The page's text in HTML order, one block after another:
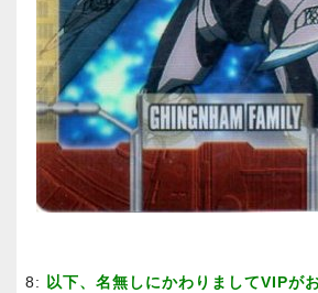
8: 以下、名無しにかわりましてVIPが